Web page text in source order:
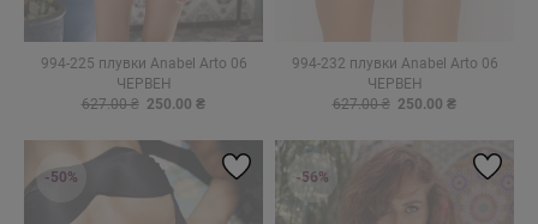
994-225 плувки Anabel Arto 06
ЧЕРВЕН
627.00 ₴ 250.00 ₴
994-232 плувки Anabel Arto 06
ЧЕРВЕН
627.00 ₴ 250.00 ₴
-50% -56%